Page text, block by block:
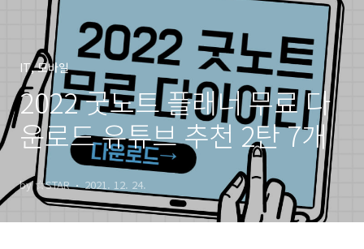
IT, 모바일
2022 굿노트 플래너 무료 다
운로드 유튜브 추천 2탄 7개
by ☆STAR 2021. 12. 24.